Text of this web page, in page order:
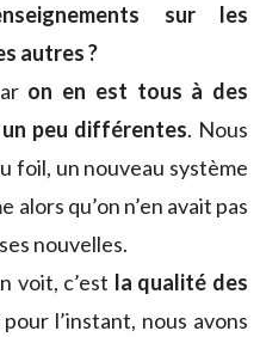
sur les
autres ?
on en est tous à des
peu différentes. Nous
foil, un nouveau système
qu’on n’en avait pas
nouvelles.
voit, c’est la qualité des
l’instant, nous avons